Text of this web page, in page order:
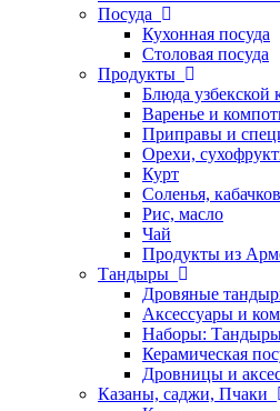
Посуда
Кухонная посуда
Столовая посуда
Продукты
Блюда узбекской
Варенье и
Приправы и
Орехи,
Курт
Соленья,
Рис, масло
Чай
Продукты из
Тандыры
Дровяные
Аксессуары и
Наборы: Тандыры
Керамическая
Дровницы и
Казаны, саджи, Пчаки